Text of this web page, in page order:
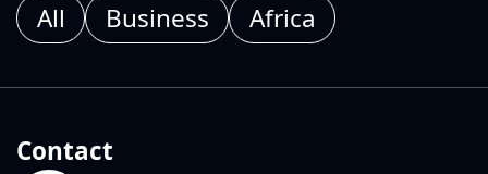
All Business Africa
Contact